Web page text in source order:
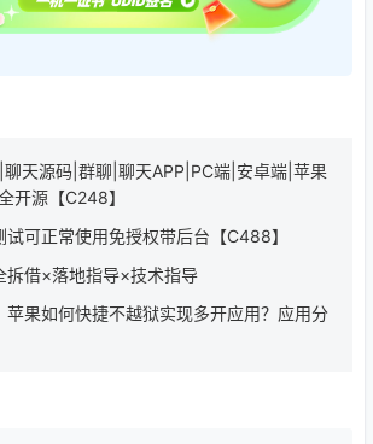
天源码|群聊|聊天APP|PC端|安卓端|苹果
开源【C248】
可正常使用免授权带后台【C488】
拆借×落地指导×技术指导
苹果如何快捷不越狱实现多开应用？应用分